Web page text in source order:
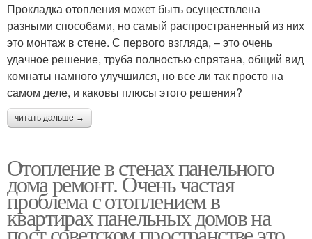
Прокладка отопления может быть осуществлена
разными способами, но самый распространенный из них
это монтаж в стене. С первого взгляда, – это очень
удачное решение, труба полностью спрятана, общий вид
комнаты намного улучшился, но все ли так просто на
самом деле, и каковы плюсы этого решения?
читать дальше →
Отопление в стенах панельного
дома ремонт. Очень частая
проблема с отоплением в
квартирах панельных домов на